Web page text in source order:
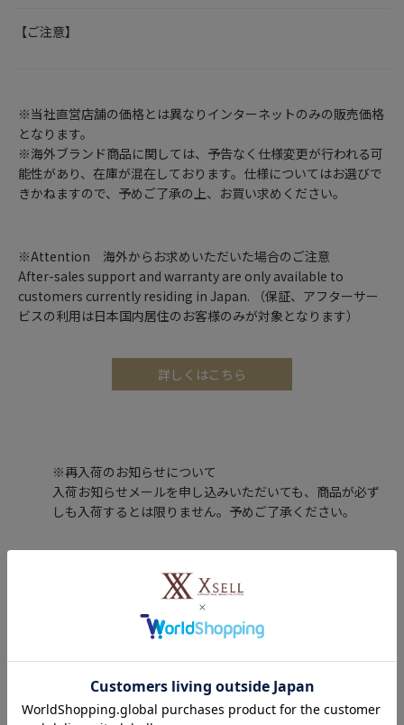
【ご注意】
※当社直営店舗の価格とは異なりインターネットのみの販売価格
となります。
※海外ブランド商品に関しては、予告なく仕様変更が行われる可
能性があり、在庫が混在しております。仕様についてはお選びで
きかねますので、予めご了承の上、お買い求めください。
※Attention 海外からお求めいただいた場合のご注意
After-sales support and warranty are only available to
customers currently residing in Japan. （保証、アフターサー
ビスの利用は日本国内居住のお客様のみが対象となります）
詳しくはこちら
※再入荷のお知らせについて
入荷お知らせメールを申し込みいただいても、商品が必ず
しも入荷するとは限りません。予めご了承ください。
レビュー投稿で100ポイントプレゼント！
購入した商品のレビューを投稿いただくと、もれなくエクセルポ
イント100ポイントをプレゼントします。
レビューを書く